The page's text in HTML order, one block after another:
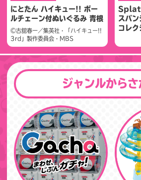
にとたん ハイキュー!! ボー
ルチェーン付ぬいぐるみ 青根
©古舘春一／集英社・「ハイキュー!!
3rd」製作委員会・MBS
スパン
コレ
ジャンルからさ